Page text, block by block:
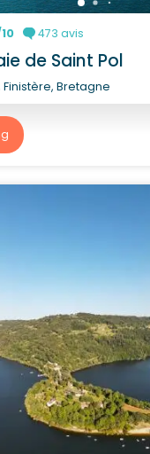
473 avis
de Saint Pol
Finistère, Bretagne